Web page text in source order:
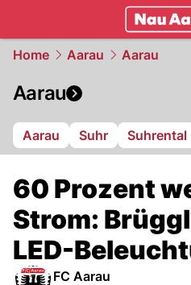
Home Aarau Aarau
Aarau
Aarau Suhr Suhrental
60 Prozent
Strom:
LED-
FC Aarau